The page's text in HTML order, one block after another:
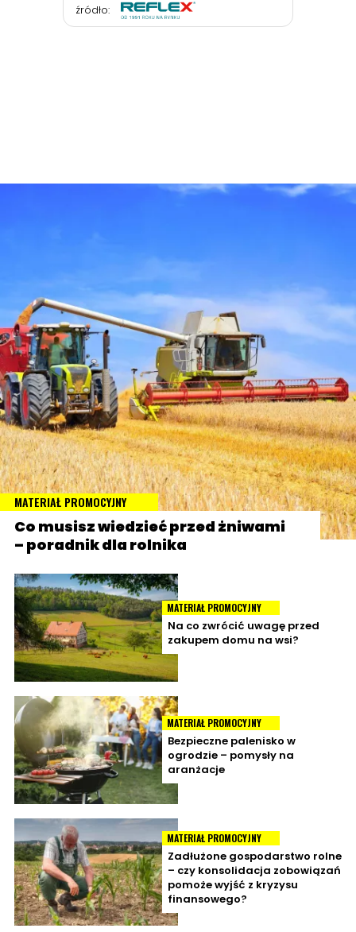
źródło:
MATERIAŁ PROMOCYJNY
Co musisz wiedzieć przed żniwami
– poradnik dla rolnika
MATERIAŁ PROMOCYJNY
Na co zwrócić uwagę przed
zakupem domu na wsi?
MATERIAŁ PROMOCYJNY
Bezpieczne palenisko w
ogrodzie – pomysły na
aranżacje
MATERIAŁ PROMOCYJNY
Zadłużone gospodarstwo rolne
– czy konsolidacja zobowiązań
pomoże wyjść z kryzysu
finansowego?